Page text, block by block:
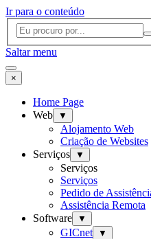
Ir para o conteúdo
Saltar menu
×
Home Page
Web
▼
Alojamento Web
Criação de Websites
Serviços
▼
Serviços
Serviços
Pedido de
Assistência Remota
Software
▼
GICnet ▼